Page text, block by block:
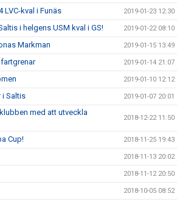
LVC-kval i Funäs 2019-01-23 12:30
i helgens USM kval i GS! 2019-01-22 08:10
Markman 2019-01-15 13:49
2019-01-14 21:07
2019-01-10 12:12
i Saltis 2019-01-07 20:01
med att utveckla
2018-12-22 11:50
Cup! 2018-11-25 19:43
2018-11-13 20:02
2018-11-12 20:50
2018-10-05 08:52